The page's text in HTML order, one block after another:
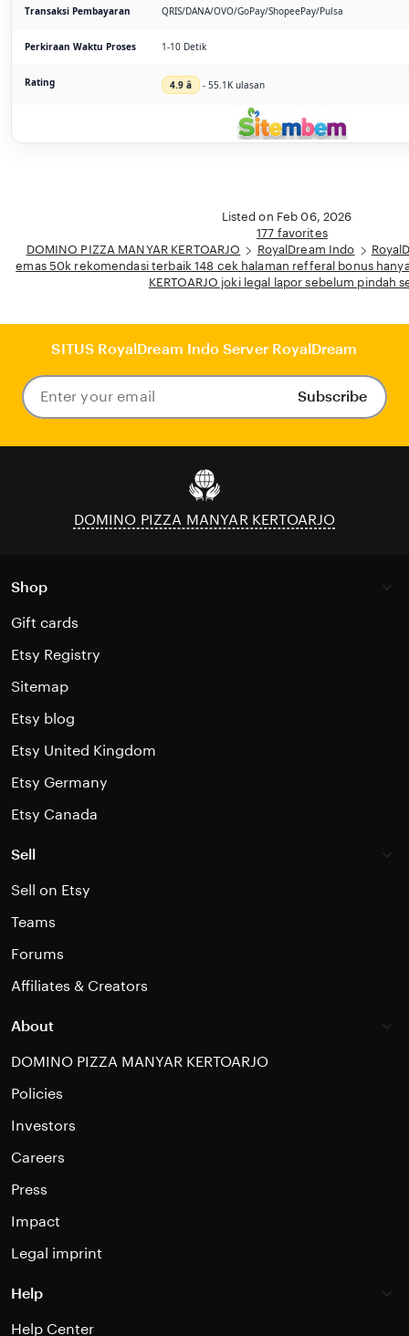
Transaksi Pembayaran QRIS/DANA/OVO/GoPay/ShopeePay/Pulsa
Perkiraan Waktu Proses 1-10 Detik
Rating 4.9 â­ - 55.1K ulasan
Listed on Feb 06, 2026
177 favorites
DOMINO PIZZA MANYAR KERTOARJO
RoyalDream Indo
emas 50k rekomendasi terbaik 148 cek halaman refferal bonus
KERTOARJO joki legal lapor sebelum pindah
SITUS RoyalDream Indo Server RoyalDream
Enter
your
Subscribe
DOMINO PIZZA MANYAR KERTOARJO
Shop
Gift cards
Etsy Registry
Sitemap
Etsy blog
Etsy United Kingdom
Etsy Germany
Etsy Canada
Sell
Sell on Etsy
Teams
Forums
Affiliates & Creators
About
DOMINO PIZZA MANYAR KERTOARJO
Policies
Investors
Careers
Press
Impact
Legal imprint
Help
Help Center